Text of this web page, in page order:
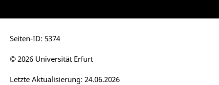
Seiten-ID: 5374
Letzte Aktualisierung: 24.06.2026
© 2026 Universität Erfurt